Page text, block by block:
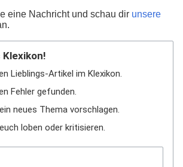
eine Nachricht und schau dir unsere
Klexikon!
Lieblings-Artikel im Klexikon.
Fehler gefunden.
neues Thema vorschlagen.
loben oder kritisieren.